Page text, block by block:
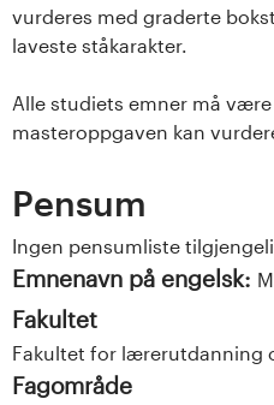
vurderes med graderte
laveste ståkarakter.
Alle studiets emner må
masteroppgaven kan
Pensum
Ingen pensumliste
Emnenavn på engelsk:
Fakultet
Fakultet for lærerutdanning
Fagområde